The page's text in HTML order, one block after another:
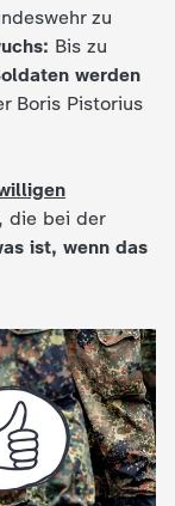
zu
Bis zu
werden
Boris Pistorius
die bei der
ist, wenn das